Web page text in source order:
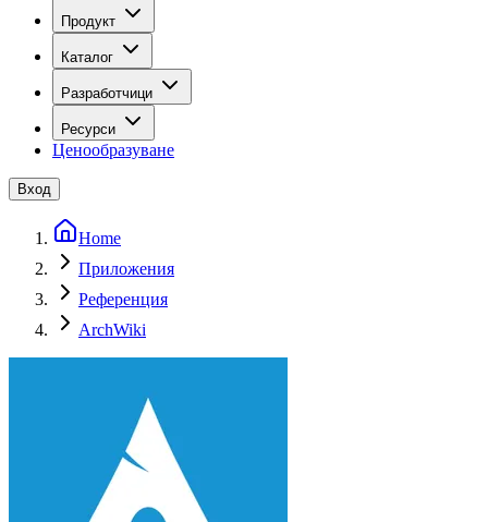
Продукт
Каталог
Разработчици
Ресурси
Ценообразуване
Вход
Home
Приложения
Референция
ArchWiki